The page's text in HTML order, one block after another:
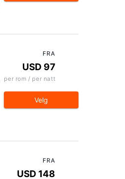
FRA
USD 97
per rom / per natt
Velg
FRA
USD 148